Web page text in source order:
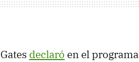
Gates declaró en el programa